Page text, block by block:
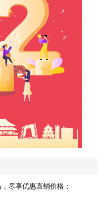
尽享优惠直销价格；